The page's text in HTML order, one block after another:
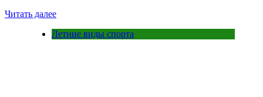
Читать далее
Летние виды спорта